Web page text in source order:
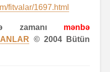
fitvalar/1697.html
zamanı mənbə
© 2004 Bütün